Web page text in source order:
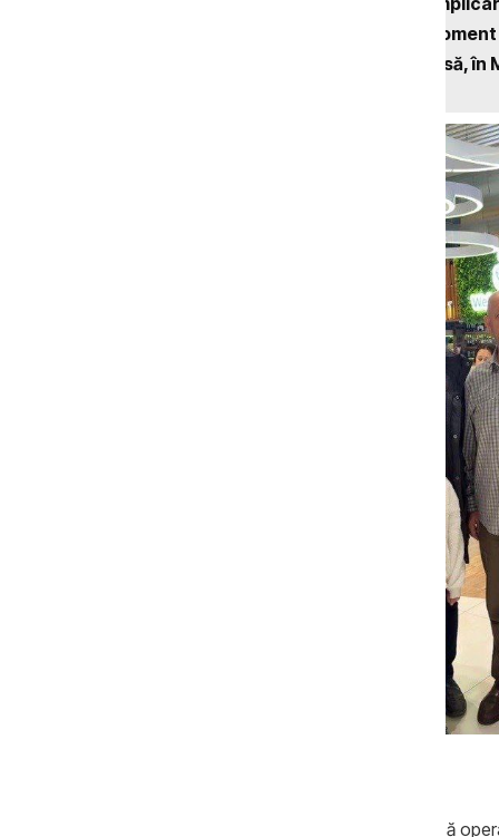
dificile. „Până în ultimul
vom revedea soții aici, acasă,
Ministerul Afacerilor Externe a subliniat că